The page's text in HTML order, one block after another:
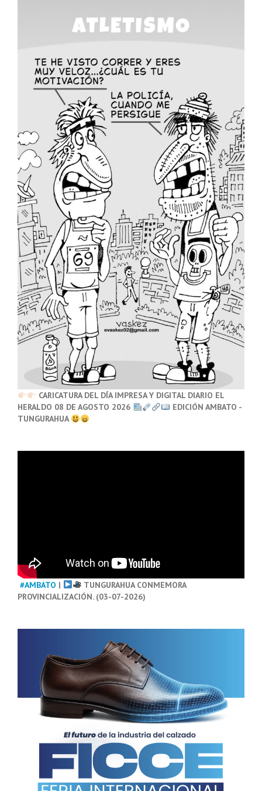
CARICATURA DEL DÍA IMPRESA Y DIGITAL DIARIO EL
HERALDO 08 DE AGOSTO 2026
EDICIÓN AMBATO -
TUNGURAHUA
#AMBATO |
TUNGURAHUA CONMEMORA
PROVINCIALIZACIÓN. (03-07-2026)